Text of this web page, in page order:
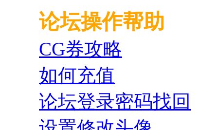
论坛操作帮助
CG券攻略
如何充值
论坛登录密码找回